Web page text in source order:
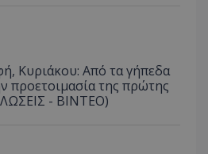
Κυριάκου: Από τα γήπεδα
προετοιμασία της πρώτης
- ΒΙΝΤΕΟ)